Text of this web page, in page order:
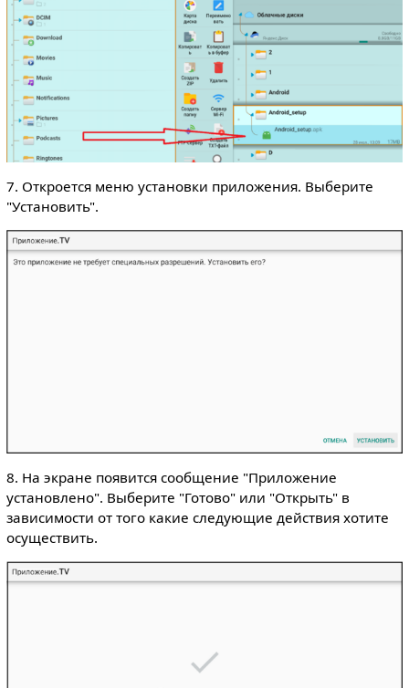
7. Откроется меню установки приложения. Выберите
"Установить".
8. На экране появится сообщение "Приложение
установлено". Выберите "Готово" или "Открыть" в
зависимости от того какие следующие действия хотите
осуществить.